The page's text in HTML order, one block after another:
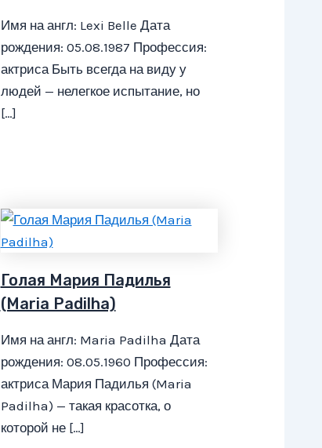
Имя на англ: Lexi Belle Дата
рождения: 05.08.1987 Профессия:
актриса Быть всегда на виду у
людей — нелегкое испытание, но
[…]
Голая Мария Падилья
(Maria Padilha)
Имя на англ: Maria Padilha Дата
рождения: 08.05.1960 Профессия:
актриса Мария Падилья (Maria
Padilha) — такая красотка, о
которой не […]